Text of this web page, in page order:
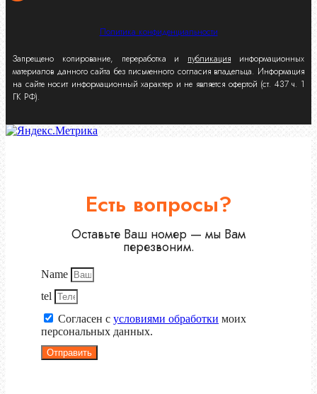
Политика конфиденциальности
Запрещено копирование, переработка и публикация информационных
материалов данного сайта без письменного согласия владельца. Информация
на сайте носит информационный характер и не является офертой (ст. 437 ч. 1
ГК РФ).
Есть вопросы?
Оставьте Ваш номер — мы Вам
перезвоним.
Name
tel
Согласен с условиями обработки моих
персональных данных.
Отправить